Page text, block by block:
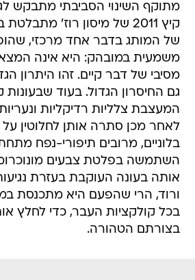
מתוקף השינוי הסביבתי מתבקש
קיץ 2011 של מיסון רוז'
של המותג בדבר אחד מרכזי,
משמעית במובהק: היא אינה
מסיבי של דבר קיים. זהו היתרון
גם החיסרון הגדול. בעוד
המעצבת צלליות רדיקליות
לאחר מכן סתרה אותן לחלוטין על
בלוניים, מרובים תיפורי-נפח
השתמשה בפלטת צבעים
אותה בעונה העוקבת בעזרת
ורוד, הרי שהפעם היא מתכנסת
בכל קולקציות העבר, כדי לחלץ
בצורתם הטהורה.